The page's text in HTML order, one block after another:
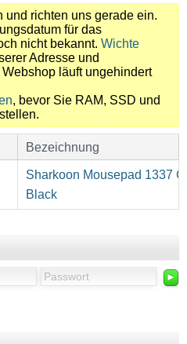
►
und richten uns gerade ein.
für das
nicht bekannt. Wichte
Adresse und
läuft ungehindert
, bevor Sie RAM, SSD und
Bezeichnung
Sharkoon Mousepad 1337
Black